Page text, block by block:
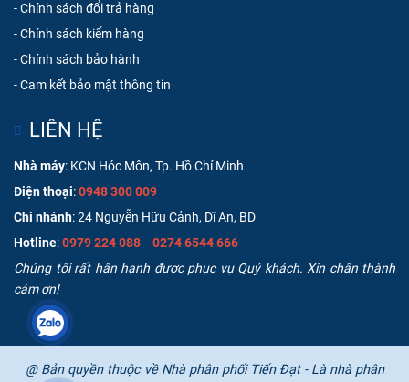
-Chính sách đổi trả hàng
-Chính sách kiểm hàng
-Chính sách bảo hành
-Cam kết bảo mật thông tin
LIÊN HỆ
Nhà máy: KCN Hóc Môn, Tp. Hồ Chí Minh
Điện thoại:0948 300 009
Chi nhánh: 24 Nguyễn Hữu Cảnh, Dĩ An, BD
Hotline:0979 224 088 -0274 6544 666
Chúng tôi rất hân hạnh được phục vụ Quý khách. Xin chân thành
cảm ơn!
@ Bản quyền thuộc về Nhà phân phối Tiến Đạt - Là nhà phân